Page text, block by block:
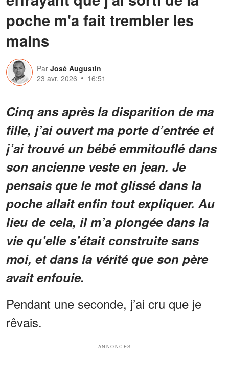
poche m'a fait trembler les
mains
Par José Augustin
23 avr. 2026
16:51
Cinq ans après la disparition de ma
fille, j’ai ouvert ma porte d’entrée et
j’ai trouvé un bébé emmitouflé dans
son ancienne veste en jean. Je
pensais que le mot glissé dans la
poche allait enfin tout expliquer. Au
lieu de cela, il m’a plongée dans la
vie qu’elle s’était construite sans
moi, et dans la vérité que son père
avait enfouie.
Pendant une seconde, j’ai cru que je
rêvais.
ANNONCES